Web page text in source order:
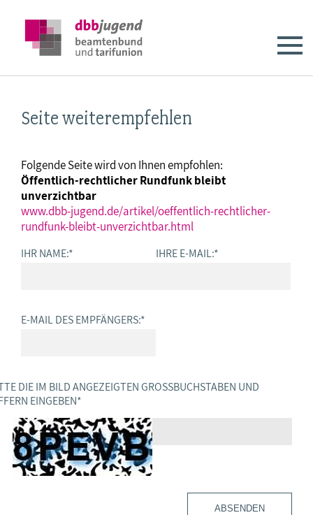
Seite weiterempfehlen
Folgende Seite wird von Ihnen empfohlen:
Öffentlich-rechtlicher Rundfunk bleibt
unverzichtbar
www.dbb-jugend.de/artikel/oeffentlich-rechtlicher-
rundfunk-bleibt-unverzichtbar.html
IHR NAME:* IHRE E-MAIL:*
E-MAIL DES EMPFÄNGERS:*
DIE IM BILD ANGEZEIGTEN GROSSBUCHSTABEN UND Z
EINGEBEN *
ABSENDEN